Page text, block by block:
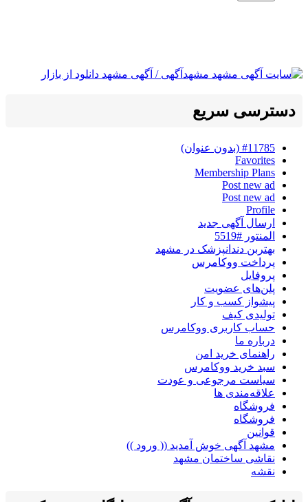
دسترسی سریع
#11785 (بدون عنوان)
Favorites
Membership Plans
Post new ad
Post new ad
Profile
ارسال آگهی جدید
المنتور #5519
بهتربن دندانپزشک در مشهد
پرداخت ووکامرس
پروفایل
پلن‌های عضویت
پیشواز کسب و کار
تولیدی کیف
حساب کاربری ووکامرس
درباره ما
راهنمای خرید امن
سبد خرید ووکامرس
سیاست مرجوعی و عودت
علاقه‌مندی ها
فروشگاه
فروشگاه
قوانین
مشهد آگهی خوش آمدید (( ورود ))
نقاشی ساختمان مشهد
نقشه